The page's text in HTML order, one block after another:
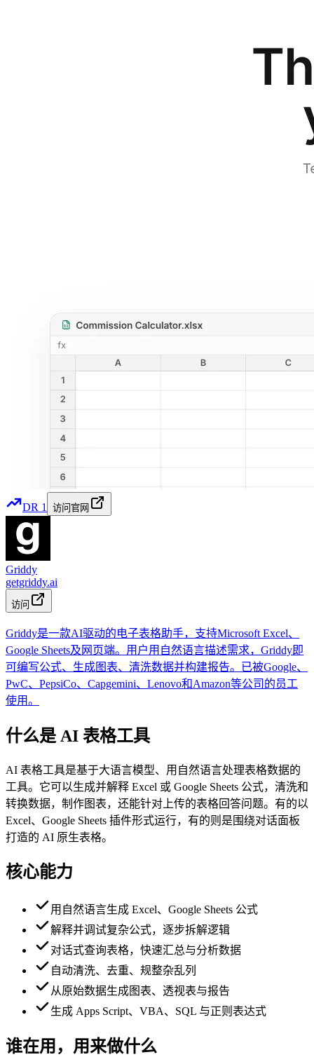
DR 1 访问官网
Griddy
getgriddy.ai
访问
Griddy是一款AI驱动的电子表格助手，支持Microsoft Excel、
Google Sheets及网页端。用户用自然语言描述需求，Griddy即
可编写公式、生成图表、清洗数据并构建报告。已被Google、
PwC、PepsiCo、Capgemini、Lenovo和Amazon等公司的员工
使用。
什么是 AI 表格工具
AI 表格工具是基于大语言模型、用自然语言处理表格数据的
工具。它可以生成并解释 Excel 或 Google Sheets 公式，清洗和
转换数据，制作图表，还能针对上传的表格回答问题。有的以
Excel、Google Sheets 插件形式运行，有的则是围绕对话面板
打造的 AI 原生表格。
核心能力
用自然语言生成 Excel、Google Sheets 公式
解释并调试复杂公式，逐步拆解逻辑
对话式查询表格，快速汇总与分析数据
自动清洗、去重、规整杂乱列
从原始数据生成图表、透视表与报告
生成 Apps Script、VBA、SQL 与正则表达式
谁在用，用来做什么